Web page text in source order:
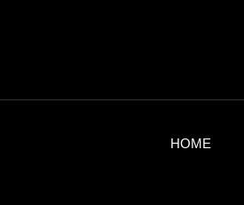
HOME